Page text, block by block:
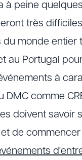
à peine
très
monde entier
au Portugal
à
DMC comme
doivent savoir
de